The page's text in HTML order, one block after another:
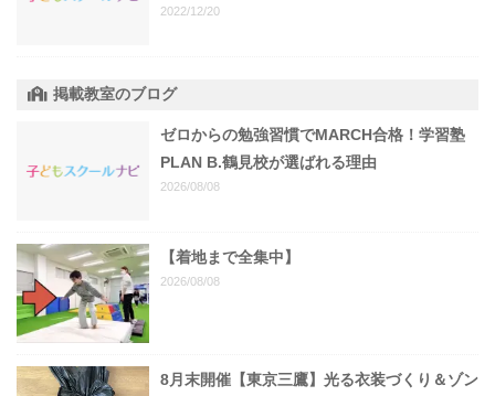
2022/12/20
掲載教室のブログ
ゼロからの勉強習慣でMARCH合格！学習塾
PLAN B.鶴見校が選ばれる理由
2026/08/08
【着地まで全集中】
2026/08/08
8月末開催【東京三鷹】光る衣装づくり＆ゾン